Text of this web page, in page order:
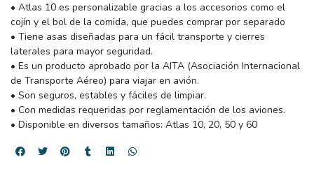
• Atlas 10 es personalizable gracias a los accesorios como el
cojín y el bol de la comida, que puedes comprar por separado
• Tiene asas diseñadas para un fácil transporte y cierres
laterales para mayor seguridad.
• Es un producto aprobado por la AITA (Asociación Internacional
de Transporte Aéreo) para viajar en avión.
• Son seguros, estables y fáciles de limpiar.
• Con medidas requeridas por reglamentación de los aviones.
• Disponible en diversos tamaños: Atlas 10, 20, 50 y 60